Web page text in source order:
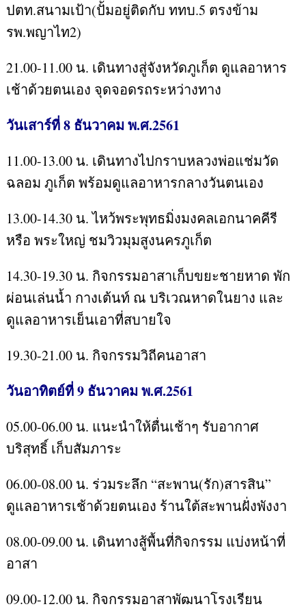
ปตท.สนามเป้า(ปั้มอยู่ติดกับ ททบ.5 ตรงข้าม
รพ.พญาไท2)
21.00-11.00 น. เดินทางสู่จังหวัดภูเก็ต ดูแลอาหาร
เช้าด้วยตนเอง จุดจอดรถระหว่างทาง
วันเสาร์ที่ 8 ธันวาคม พ.ศ.2561
11.00-13.00 น. เดินทางไปกราบหลวงพ่อแช่มวัด
ฉลอม ภูเก็ต พร้อมดูแลอาหารกลางวันตนเอง
13.00-14.30 น. ไหว้พระพุทธมิ่งมงคลเอกนาคคีรี
หรือ พระใหญ่ ชมวิวมุมสูงนครภูเก็ต
14.30-19.30 น. กิจกรรมอาสาเก็บขยะชายหาด พัก
ผ่อนเล่นน้ำ กางเต้นท์ ณ บริเวณหาดในยาง และ
ดูแลอาหารเย็นเอาที่สบายใจ
19.30-21.00 น. กิจกรรมวิถีคนอาสา
วันอาทิตย์ที่ 9 ธันวาคม พ.ศ.2561
05.00-06.00 น. แนะนำให้ตื่นเช้าๆ รับอากาศ
บริสุทธิ์ เก็บสัมภาระ
06.00-08.00 น. ร่วมระลึก “สะพาน(รัก)สารสิน”
ดูแลอาหารเช้าด้วยตนเอง ร้านใต้สะพานฝั่งพังงา
08.00-09.00 น. เดินทางสู้พื้นที่กิจกรรม แบ่งหน้าที่
อาสา
09.00-12.00 น. กิจกรรมอาสาพัฒนาโรงเรียน